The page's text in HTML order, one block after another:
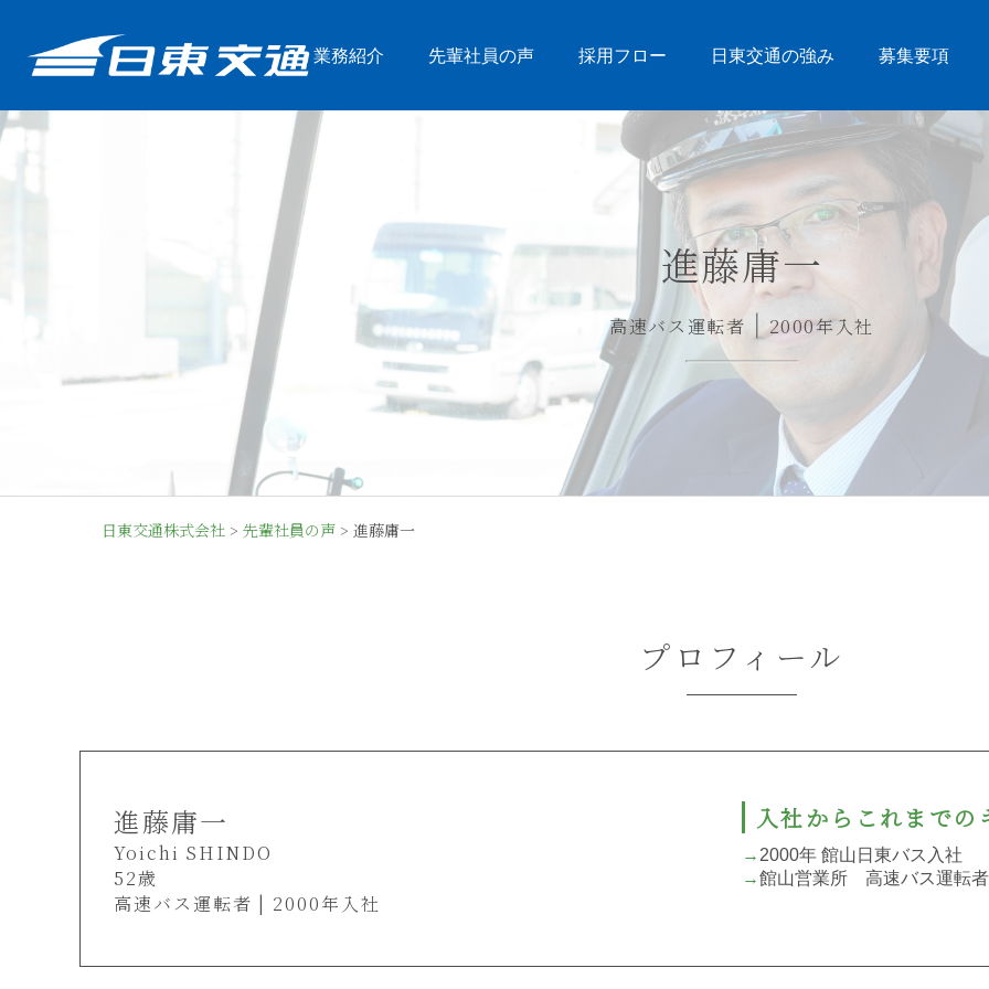
業務紹介 先輩社員の声 採用フロー 日東交通の強み 募集要項
運転手
先輩社員の声
採用フロー
日東交通の強み
募集要項
進藤庸一
高速バス運転者 2000年入社
日東交通株式会社 > 先輩社員の声 > 進藤庸一
プロフィール
進藤庸一
Yoichi SHINDO
52歳
高速バス運転者 | 2000年入社
入社からこれまでの
→ 2000年 館山日東バス入社
→館山営業所 高速バス運転者